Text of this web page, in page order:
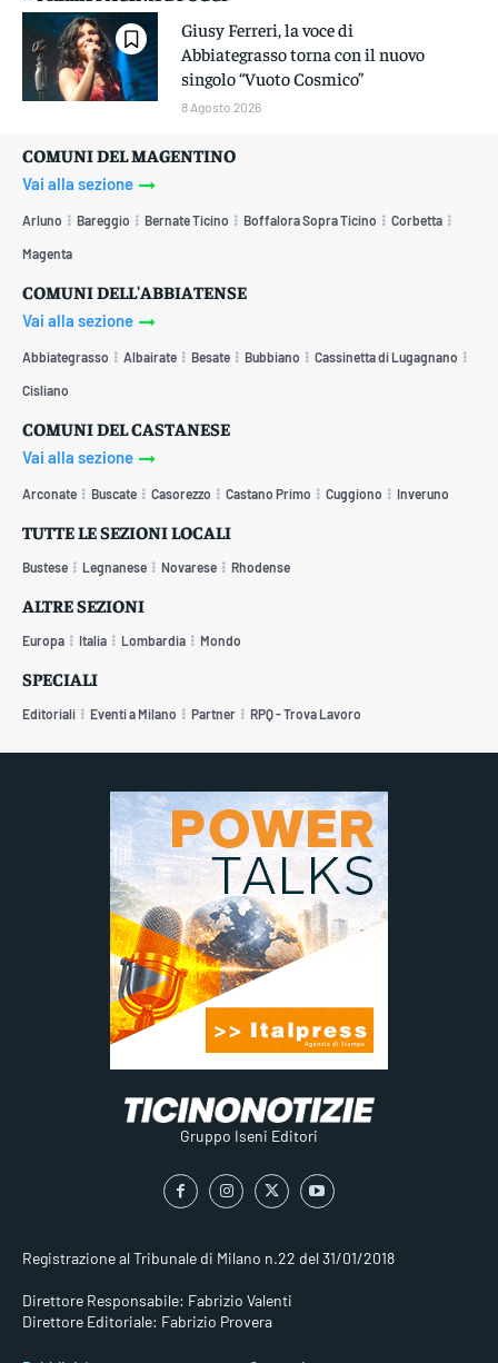
Giusy Ferreri, la voce di
Abbiategrasso torna con il nuovo
singolo “Vuoto Cosmico”
8 Agosto 2026
COMUNI DEL MAGENTINO
Vai alla sezione
Arluno Bareggio Bernate Ticino Boffalora Sopra Ticino Corbetta
Magenta
COMUNI DELL'ABBIATENSE
Vai alla sezione
Abbiategrasso Albairate Besate Bubbiano Cassinetta di Lugagnano
Cisliano
COMUNI DEL CASTANESE
Vai alla sezione
Arconate Buscate Casorezzo Castano Primo Cuggiono Inveruno
TUTTE LE SEZIONI LOCALI
Bustese Legnanese Novarese Rhodense
ALTRE SEZIONI
Europa Italia Lombardia Mondo
SPECIALI
Editoriali Eventi a Milano Partner RPQ - Trova Lavoro
Gruppo Iseni Editori
Registrazione al Tribunale di Milano n.22 del 31/01/2018
Direttore Responsabile: Fabrizio Valenti
Direttore Editoriale: Fabrizio Provera